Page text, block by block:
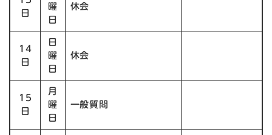
日
曜
日
休会
14
日
日
曜
日
休会
15
日
月
曜
日
一般質問